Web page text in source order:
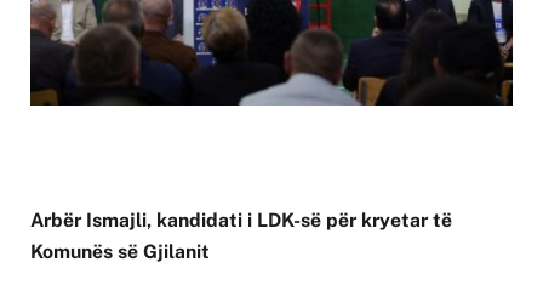
Arbër Ismajli, kandidati i LDK-së për kryetar të
Komunës së Gjilanit